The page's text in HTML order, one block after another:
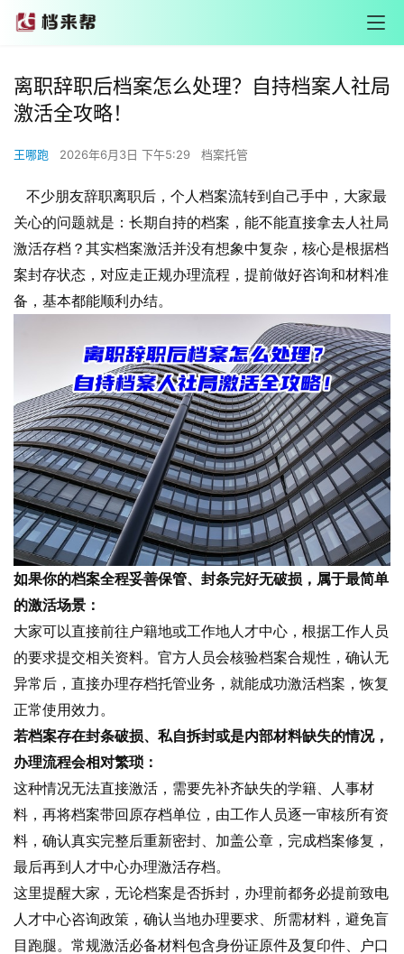
离职辞职后档案怎么处理？自持档案人社局
激活全攻略！
王哪跑 2026年6月3日 下午5:29 档案托管
不少朋友辞职离职后，个人档案流转到自己手中，大家最
关心的问题就是：长期自持的档案，能不能直接拿去人社局
激活存档？其实档案激活并没有想象中复杂，核心是根据档
案封存状态，对应走正规办理流程，提前做好咨询和材料准
备，基本都能顺利办结。
如果你的档案全程妥善保管、封条完好无破损，属于最简单
的激活场景：
大家可以直接前往户籍地或工作地人才中心，根据工作人员
的要求提交相关资料。官方人员会核验档案合规性，确认无
异常后，直接办理存档托管业务，就能成功激活档案，恢复
正常使用效力。
若档案存在封条破损、私自拆封或是内部材料缺失的情况，
办理流程会相对繁琐：
这种情况无法直接激活，需要先补齐缺失的学籍、人事材
料，再将档案带回原存档单位，由工作人员逐一审核所有资
料，确认真实完整后重新密封、加盖公章，完成档案修复，
最后再到人才中心办理激活存档。
这里提醒大家，无论档案是否拆封，办理前都务必提前致电
人才中心咨询政策，确认当地办理要求、所需材料，避免盲
目跑腿。常规激活必备材料包含身份证原件及复印件、户口